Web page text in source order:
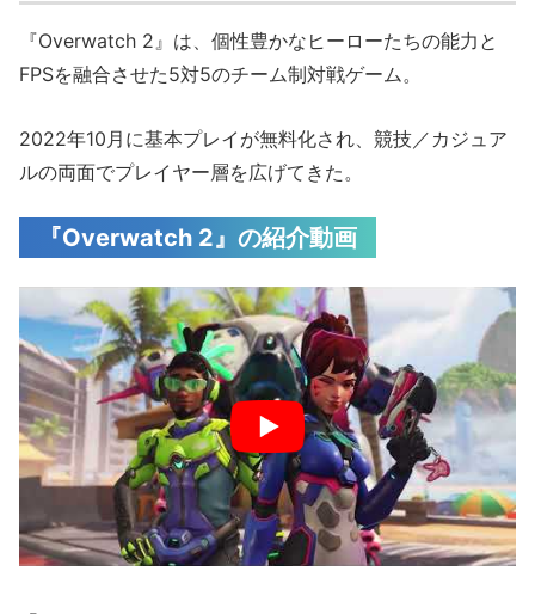
『Overwatch 2』は、個性豊かなヒーローたちの能力と
FPSを融合させた5対5のチーム制対戦ゲーム。
2022年10月に基本プレイが無料化され、競技／カジュア
ルの両面でプレイヤー層を広げてきた。
『Overwatch 2』の紹介動画